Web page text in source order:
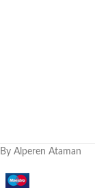
Alperen Ataman